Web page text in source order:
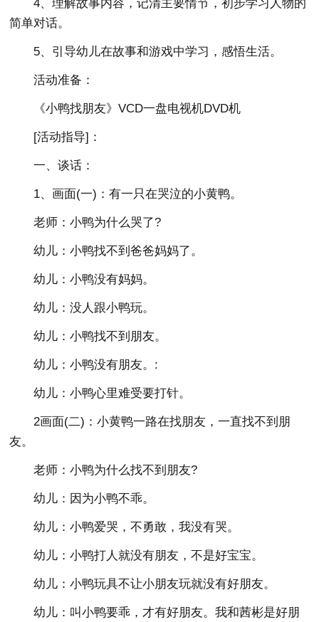
4、理解故事内容，记清主要情节，初步学习人物的
简单对话。
5、引导幼儿在故事和游戏中学习，感悟生活。
活动准备：
《小鸭找朋友》VCD一盘电视机DVD机
[活动指导]：
一、谈话：
1、画面(一)：有一只在哭泣的小黄鸭。
老师：小鸭为什么哭了?
幼儿：小鸭找不到爸爸妈妈了。
幼儿：小鸭没有妈妈。
幼儿：没人跟小鸭玩。
幼儿：小鸭找不到朋友。
幼儿：小鸭没有朋友。:
幼儿：小鸭心里难受要打针。
2画面(二)：小黄鸭一路在找朋友，一直找不到朋
友。
老师：小鸭为什么找不到朋友?
幼儿：因为小鸭不乖。
幼儿：小鸭爱哭，不勇敢，我没有哭。
幼儿：小鸭打人就没有朋友，不是好宝宝。
幼儿：小鸭玩具不让小朋友玩就没有好朋友。
幼儿：叫小鸭要乖，才有好朋友。我和茜彬是好朋